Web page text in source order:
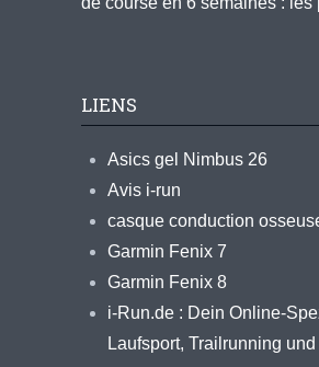
LIENS
Asics gel Nimbus 26
Avis i-run
casque conduction
Garmin Fenix 7
Garmin Fenix 8
i-Run.de : Dein Online-
Laufsport, Trailrunning